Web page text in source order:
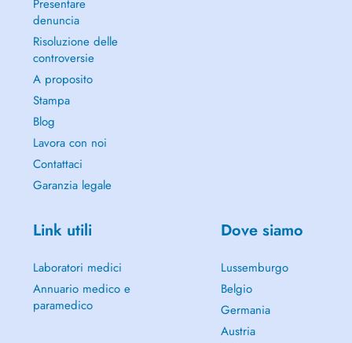
Presentare
denuncia
Risoluzione delle
controversie
A proposito
Stampa
Blog
Lavora con noi
Contattaci
Garanzia legale
Link utili
Laboratori medici
Annuario medico e
paramedico
Dove siamo
Lussemburgo
Belgio
Germania
Austria